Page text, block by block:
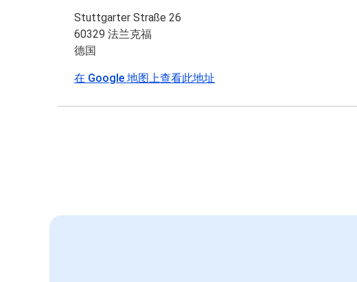
Stuttgarter Straße 26
60329 法兰克福
德国
在 Google 地图上查看此地址